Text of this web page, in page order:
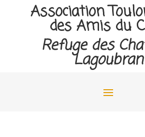
Association
des Amis du
Refuge des
Lagoubran